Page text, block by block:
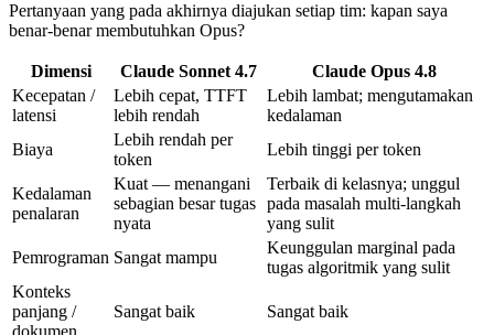
Pertanyaan yang pada akhirnya diajukan setiap tim: kapan saya
benar-benar membutuhkan Opus?
Dimensi Claude Sonnet 4.7
Claude Opus 4.8
Kecepatan /
latensi
Lebih cepat, TTFT
lebih rendah
Lebih lambat; mengutamakan
kedalaman
Biaya
Lebih rendah per
token
Lebih tinggi per token
Kedalaman
penalaran
Kuat — menangani
sebagian besar tugas
nyata
Terbaik di kelasnya; unggul
pada masalah multi-langkah
yang sulit
Pemrograman Sangat mampu
Keunggulan marginal pada
tugas algoritmik yang sulit
Konteks
panjang /
Sangat baik Sangat baik